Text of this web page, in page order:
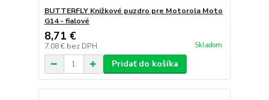
BUTTERFLY Knižkové puzdro pre Motorola Moto
G14 - fialové
8,71 €
7,08 € bez DPH Skladom
Pridať do košíka